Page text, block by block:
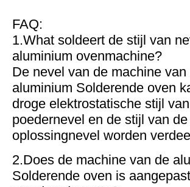
FAQ:
1.What soldeert de stijl van
aluminium ovenmachine?
De nevel van de machine van
aluminium Solderende oven
droge elektrostatische stijl
poedernevel en de stijl van
oplossingnevel worden
2.Does de machine van de
Solderende oven is